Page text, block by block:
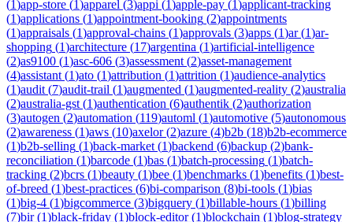
(1)app-store (1)apparel (3)appi (1)apple-pay (1)applicant-tracking
(1)applications (1)appointment-booking (2)appointments
(1)appraisals (1)approval-chains (1)approvals (3)apps (1)ar(1)ar-
shopping (1)architecture (17)argentina (1)artificial-intelligence
(2)as9100 (1)asc-606 (3)assessment (2)asset-management
(4)assistant (1)ato (1)attribution (1)attrition (1)audience-analytics
(1)audit (7)audit-trail (1)augmented (1)augmented-reality (2)australia
(2)australia-gst (1)authentication (6)authentik (2)authorization
(3)autogen (2)automation (119)automl (1)automotive (5)autonomous
(2)awareness (1)aws (10)axelor(2)azure (4)b2b (18)b2b-ecommerce
(1)b2b-selling (1)back-market (1)backend (6)backup (2)bank-
reconciliation (1)barcode (1)bas (1)batch-processing (1)batch-
tracking (2)bcrs (1)beauty (1)bee (1)benchmarks (1)benefits (1)best-
of-breed (1)best-practices (6)bi-comparison (8)bi-tools (1)bias
(1)big-4 (1)bigcommerce (3)bigquery (1)billable-hours (1)billing
(7)bir(1)black-friday (1)block-editor(1)blockchain (1)blog-strategy